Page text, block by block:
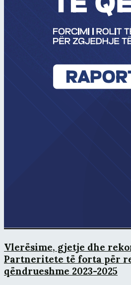
Vlerësime, gjetje dhe
Partneritete të forta për
qëndrueshme 2023-2025